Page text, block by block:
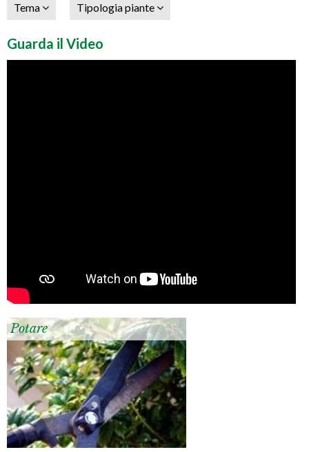
Tema Tipologia piante
Guarda il Video
Potare